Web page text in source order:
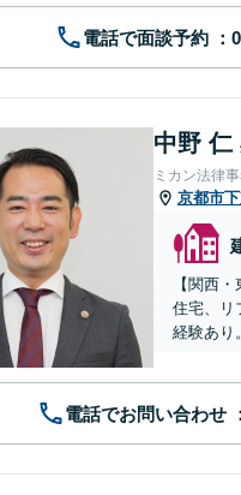
電話で面談予約
中野 仁
ミカン法律
京都市
【関西
住宅、リ
経験あり。
電話でお問い合わせ